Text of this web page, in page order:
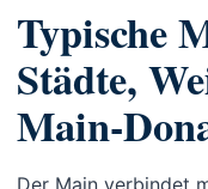
Typische
Städte,
Main-